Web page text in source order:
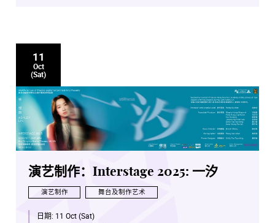
11
Oct
(Sat)
演艺制作：Interstage 2025: 一汐
演艺制作 舞台及制作艺术
日期: 11 Oct (Sat)